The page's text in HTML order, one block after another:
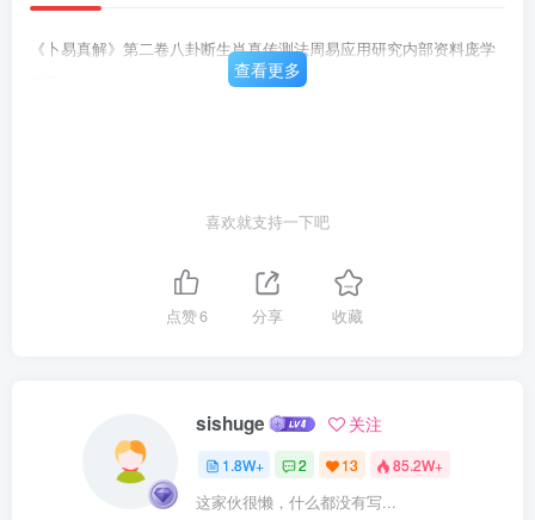
《卜易真解》第二卷八卦断生肖真传测法周易应用研究内部资料庞学
查看更多
喜欢就支持一下吧
点赞6 分享 收藏
sishuge 关注
1.8W+ 2 13 85.2W+
这家伙很懒，什么都没有写...